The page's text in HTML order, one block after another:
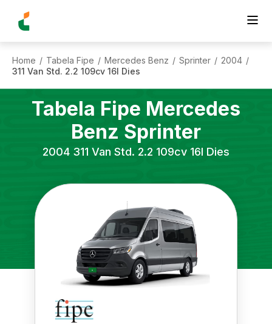
Home / Tabela Fipe / Mercedes Benz / Sprinter / 2004 /
311 Van Std. 2.2 109cv 16l Dies
Tabela Fipe Mercedes
Benz Sprinter
2004 311 Van Std. 2.2 109cv 16l Dies